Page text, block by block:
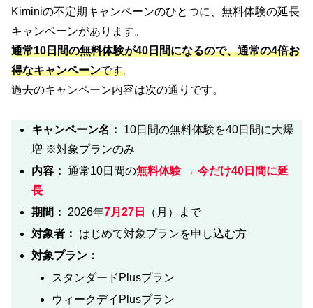
Kiminiの不定期キャンペーンのひとつに、無料体験の延長
キャンペーンがあります。
通常10日間の無料体験が40日間になるので、通常の4倍お
得なキャンペーンです。
過去のキャンペーン内容は次の通りです。
キャンペーン名：
10日間の無料体験を40日間に大爆
増 ※対象プランのみ
内容： 通常10日間の無料体験 → 今だけ40日間に延
長
期間：
2026年7月27日
（月）まで
対象者：
はじめて対象プランを申し込む方
対象プラン：
スタンダードPlusプラン
ウィークデイPlusプラン